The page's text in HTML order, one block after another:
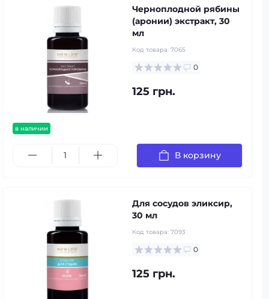
в наличии
Черноплодной рябины
(аронии) экстракт, 30
мл
Код товара: 7065
0
125 грн.
В корзину
Для сосудов эликсир,
30 мл
Код товара: 7093
0
125 грн.